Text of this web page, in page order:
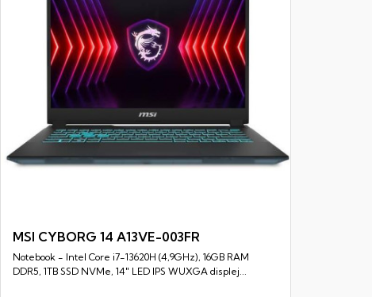
Rychlý náhled
MSI CYBORG 14 A13VE-003FR
Notebook - Intel Core i7-13620H (4,9GHz), 16GB RAM
DDR5, 1TB SSD NVMe, 14" LED IPS WUXGA displej...